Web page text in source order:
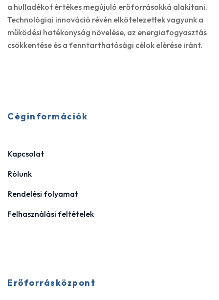
a hulladékot értékes megújuló erőforrásokká alakítani.
Technológiai innováció révén elkötelezettek vagyunk a
működési hatékonyság növelése, az energiafogyasztás
csökkentése és a fenntarthatósági célok elérése iránt.
Céginformációk
Kapcsolat
Rólunk
Rendelési folyamat
Felhasználási feltételek
Erőforrásközpont